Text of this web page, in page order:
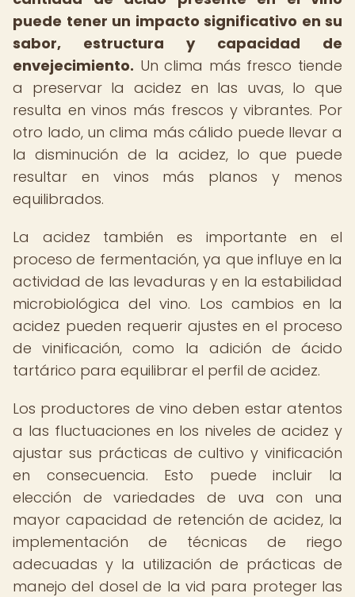
puede tener un impacto significativo en su
sabor, estructura y capacidad de
envejecimiento. Un clima más fresco tiende
a preservar la acidez en las uvas, lo que
resulta en vinos más frescos y vibrantes. Por
otro lado, un clima más cálido puede llevar a
la disminución de la acidez, lo que puede
resultar en vinos más planos y menos
equilibrados.
La acidez también es importante en el
proceso de fermentación, ya que influye en la
actividad de las levaduras y en la estabilidad
microbiológica del vino. Los cambios en la
acidez pueden requerir ajustes en el proceso
de vinificación, como la adición de ácido
tartárico para equilibrar el perfil de acidez.
Los productores de vino deben estar atentos
a las fluctuaciones en los niveles de acidez y
ajustar sus prácticas de cultivo y vinificación
en consecuencia. Esto puede incluir la
elección de variedades de uva con una
mayor capacidad de retención de acidez, la
implementación de técnicas de riego
adecuadas y la utilización de prácticas de
manejo del dosel de la vid para proteger las